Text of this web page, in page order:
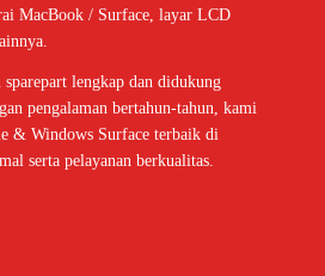
MacBook / Surface, layar LCD
lengkap dan didukung
pengalaman bertahun-tahun, kami
& Windows Surface terbaik di
serta pelayanan berkualitas.